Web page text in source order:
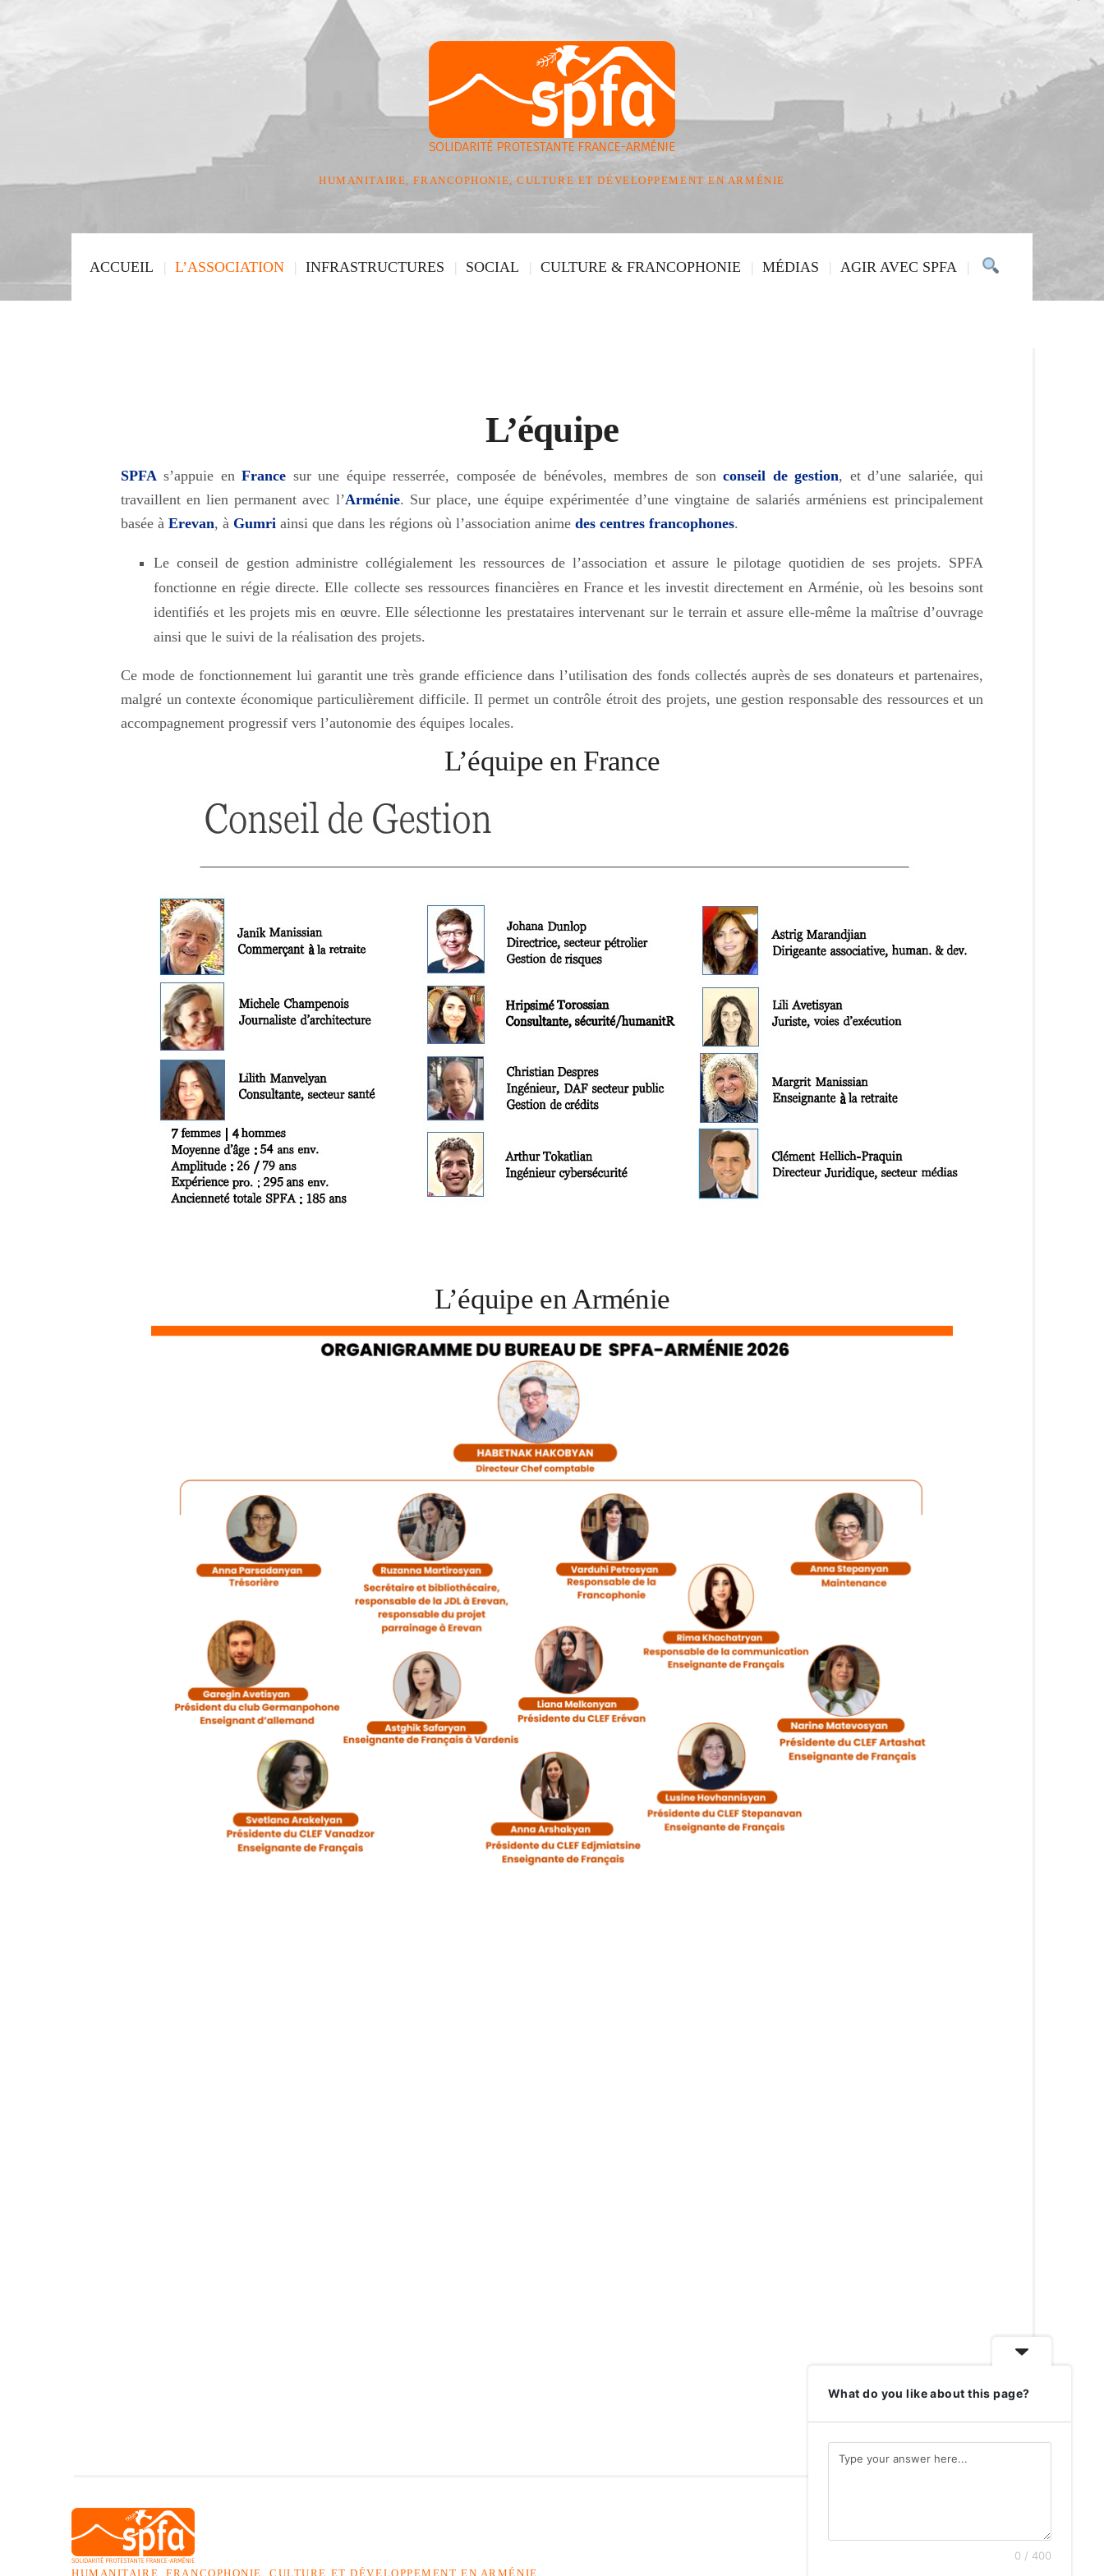
HUMANITAIRE, FRANCOPHONIE, CULTURE ET DÉVELOPPEMENT EN ARMÉNIE
ACCUEIL L’ASSOCIATION INFRASTRUCTURES SOCIAL CULTURE & FRANCOPHONIE MÉDIAS AGIR AVEC SPFA
L’équipe
SPFA s’appuie enFrance sur une équipe resserrée, composée de bénévoles, membres de sonconseil de gestion, et d’une salariée, qui
travaillent en lien permanent avec l’Arménie. Sur place, une équipe expérimentée d’une vingtaine de salariés arméniens est principalement
basée à Erevan, à Gumri ainsi que dans les régions où l’association anime des centres francophones.
Le conseil de gestion administre collégialement les ressources de l’association et assure le pilotage quotidien de ses projets. SPFA
fonctionne en régie directe. Elle collecte ses ressources financières en France et les investit directement en Arménie, où les besoins sont
identifiés et les projets mis en œuvre. Elle sélectionne les prestataires intervenant sur le terrain et assure elle-même la maîtrise d’ouvrage
ainsi que le suivi de la réalisation des projets.
Ce mode de fonctionnement lui garantit une très grande efficience dans l’utilisation des fonds collectés auprès de ses donateurs et partenaires,
malgré un contexte économique particulièrement difficile. Il permet un contrôle étroit des projets, une gestion responsable des ressources et un
accompagnement progressif vers l’autonomie des équipes locales.
L’équipe en France
L’équipe en Arménie
HUMANITAIRE, FRANCOPHONIE, CULTURE ET DÉVELOPPEMENT EN ARMÉNIE
What do you like about this page?
0 / 400